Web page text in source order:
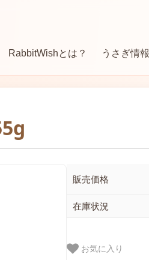
RabbitWishとは？ うさぎ情報
販売価格
在庫状況
お気に入り